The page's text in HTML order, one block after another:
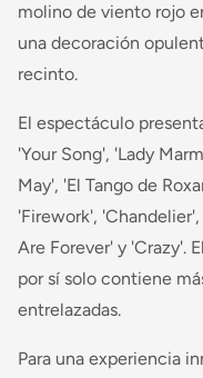
molino de viento rojo
una decoración
recinto.
El espectáculo
'Your Song', 'Lady
May', 'El Tango de
'Firework',
Are Forever' y 'Crazy'.
por sí solo contiene
entrelazadas.
Para una experiencia